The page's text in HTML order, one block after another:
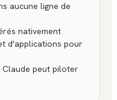
aucune ligne de
nativement
d'applications pour
Claude peut piloter